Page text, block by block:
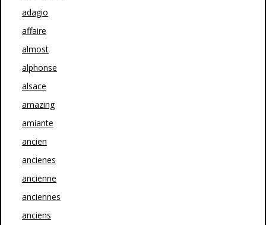
adagio
affaire
almost
alphonse
alsace
amazing
amiante
ancien
ancienes
ancienne
anciennes
anciens